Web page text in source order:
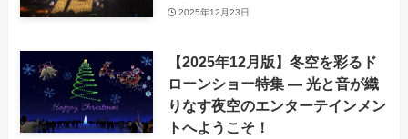
2025年12月23日
【2025年12月版】冬空を彩るド
ローンショー特集 — 光と音が織
りなす夜空のエンターテインメン
トへようこそ！